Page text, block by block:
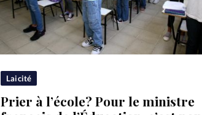
Laicité
Prier à l’école? Pour le ministre